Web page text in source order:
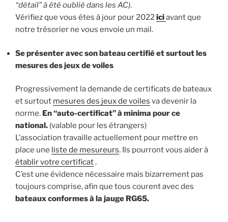
“détail” à été oublié dans les AC).
Vérifiez que vous êtes à jour pour 2022iciavant que
notre trésorier ne vous envoie un mail.
Se présenter avec son bateau certifié et surtout les
mesures des jeux de voiles
Progressivement la demande de certificats de bateaux
et surtout mesures des jeux de voiles va devenir la
norme. En “auto-certificat” à minima pour ce
national. (valable pour les étrangers)
L’association travaille actuellement pour mettre en
place une liste de mesureurs. Ils pourront vous aider à
établir votre certificat.
C’est une évidence nécessaire mais bizarrement pas
toujours comprise, afin que tous courent avec des
bateaux conformes à la jauge RG65.